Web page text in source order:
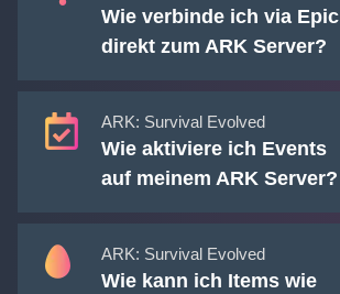
Wie verbinde ich via Epic
direkt zum ARK Server?
ARK: Survival Evolved
Wie aktiviere ich Events
auf meinem ARK Server?
ARK: Survival Evolved
Wie kann ich Items wie